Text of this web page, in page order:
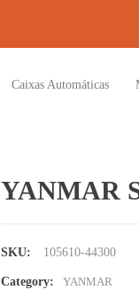
Caixas Automáticas
YANMAR
SKU: 105610-44300
Category: YANMAR